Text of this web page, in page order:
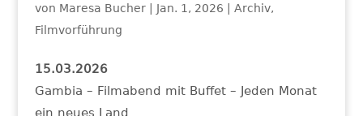
von Maresa Bucher| Jan. 1, 2026 Archiv,
Filmvorführung
15.03.2026
Gambia – Filmabend mit Buffet – Jeden Monat
ein neues Land